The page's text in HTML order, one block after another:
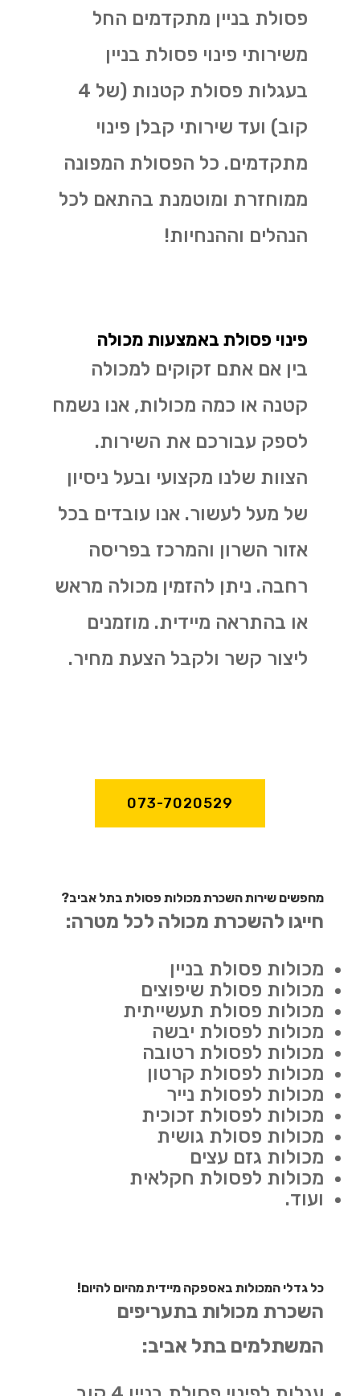
פסולת בניין מתקדמים החל
משירותי פינוי פסולת בניין
בעגלות פסולת קטנות (של 4
קוב) ועד שירותי קבלן פינוי
מתקדמים. כל הפסולת המפונה
ממוחזרת ומוטמנת בהתאם לכל
הנהלים וההנחיות!
פינוי פסולת באמצעות מכולה
בין אם אתם זקוקים למכולה
קטנה או כמה מכולות, אנו נשמח
לספק עבורכם את השירות.
הצוות שלנו מקצועי ובעל ניסיון
של מעל לעשור. אנו עובדים בכל
אזור השרון והמרכז בפריסה
רחבה. ניתן להזמין מכולה מראש
או בהתראה מיידית. מוזמנים
ליצור קשר ולקבל הצעת מחיר.
073-7020529
מחפשים שירות השכרת מכולות פסולת בתל אביב?
חייגו להשכרת מכולה לכל מטרה:
מכולות פסולת בניין
מכולות פסולת שיפוצים
מכולות פסולת תעשייתית
מכולות לפסולת יבשה
מכולות לפסולת רטובה
מכולות לפסולת קרטון
מכולות לפסולת נייר
מכולות לפסולת זכוכית
מכולות פסולת גושית
מכולות גזם עצים
מכולות לפסולת חקלאית
ועוד.
כל גדלי המכולות באספקה מיידית מהיום להיום!
השכרת מכולות בתעריפים
המשתלמים בתל אביב: